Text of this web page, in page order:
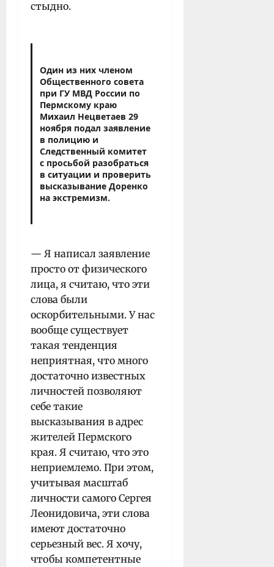
стыдно.
Один из них членом
Общественного совета
при ГУ МВД России по
Пермскому краю
Михаил Нецветаев 29
ноября подал заявление
в полицию и
Следственный комитет
с просьбой разобраться
в ситуации и проверить
высказывание Доренко
на экстремизм.
— Я написал заявление
просто от физического
лица, я считаю, что эти
слова были
оскорбительными. У нас
вообще существует
такая тенденция
неприятная, что много
достаточно известных
личностей позволяют
себе такие
высказывания в адрес
жителей Пермского
края. Я считаю, что это
неприемлемо. При этом,
учитывая масштаб
личности самого Сергея
Леонидовича, эти слова
имеют достаточно
серьезный вес. Я хочу,
чтобы компетентные